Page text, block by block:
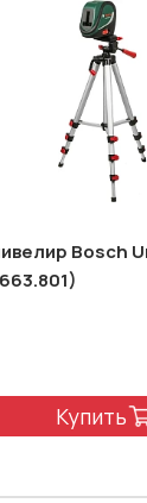
Bosch
Купить